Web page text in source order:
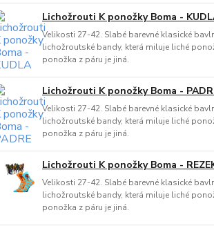
Lichožrouti K ponožky Boma -
Velikosti 27-42. Slabé barevné klasické
lichožroutské bandy, která miluje liché
ponožka z páru je jiná.
Lichožrouti K ponožky Boma -
Velikosti 27-42. Slabé barevné klasické
lichožroutské bandy, která miluje liché
ponožka z páru je jiná.
Lichožrouti K ponožky Boma -
Velikosti 27-42. Slabé barevné klasické
lichožroutské bandy, která miluje liché
ponožka z páru je jiná.